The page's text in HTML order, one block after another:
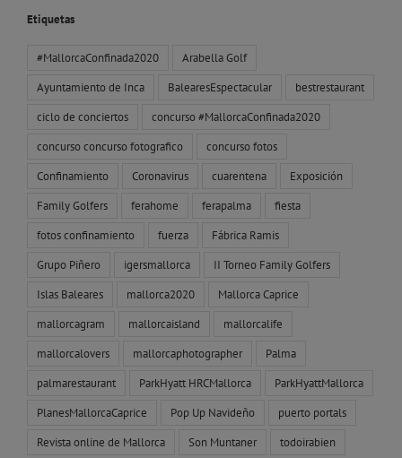
Etiquetas
#MallorcaConfinada2020 Arabella Golf
Ayuntamiento de Inca BalearesEspectacular bestrestaurant
ciclo de conciertos concurso #MallorcaConfinada2020
concurso concurso fotografico concurso fotos
Confinamiento Coronavirus cuarentena Exposición
Family Golfers ferahome ferapalma fiesta
fotos confinamiento fuerza Fábrica Ramis
Grupo Piñero igersmallorca II Torneo Family Golfers
Islas Baleares mallorca2020 Mallorca Caprice
mallorcagram mallorcaisland mallorcalife
mallorcalovers mallorcaphotographer Palma
palmarestaurant ParkHyatt HRCMallorca ParkHyattMallorca
PlanesMallorcaCaprice Pop Up Navideño puerto portals
Revista online de Mallorca Son Muntaner todoirabien